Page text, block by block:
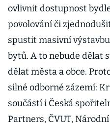
ovlivnit dostupnost
povolování či
spustit masivní
bytů. A to nebude dělat
dělat města a obce.
silné odborné zázemí:
součástí i Česká
Partners, ČVUT,